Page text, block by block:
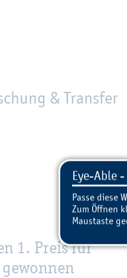
& Transfer
1. Preis für